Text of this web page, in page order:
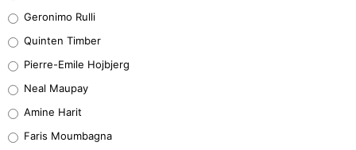
32%
5%
1%
Geronimo Rulli
Quinten Timber
Pierre-Emile Hojbjerg
Neal Maupay
Amine Harit
Faris Moumbagna